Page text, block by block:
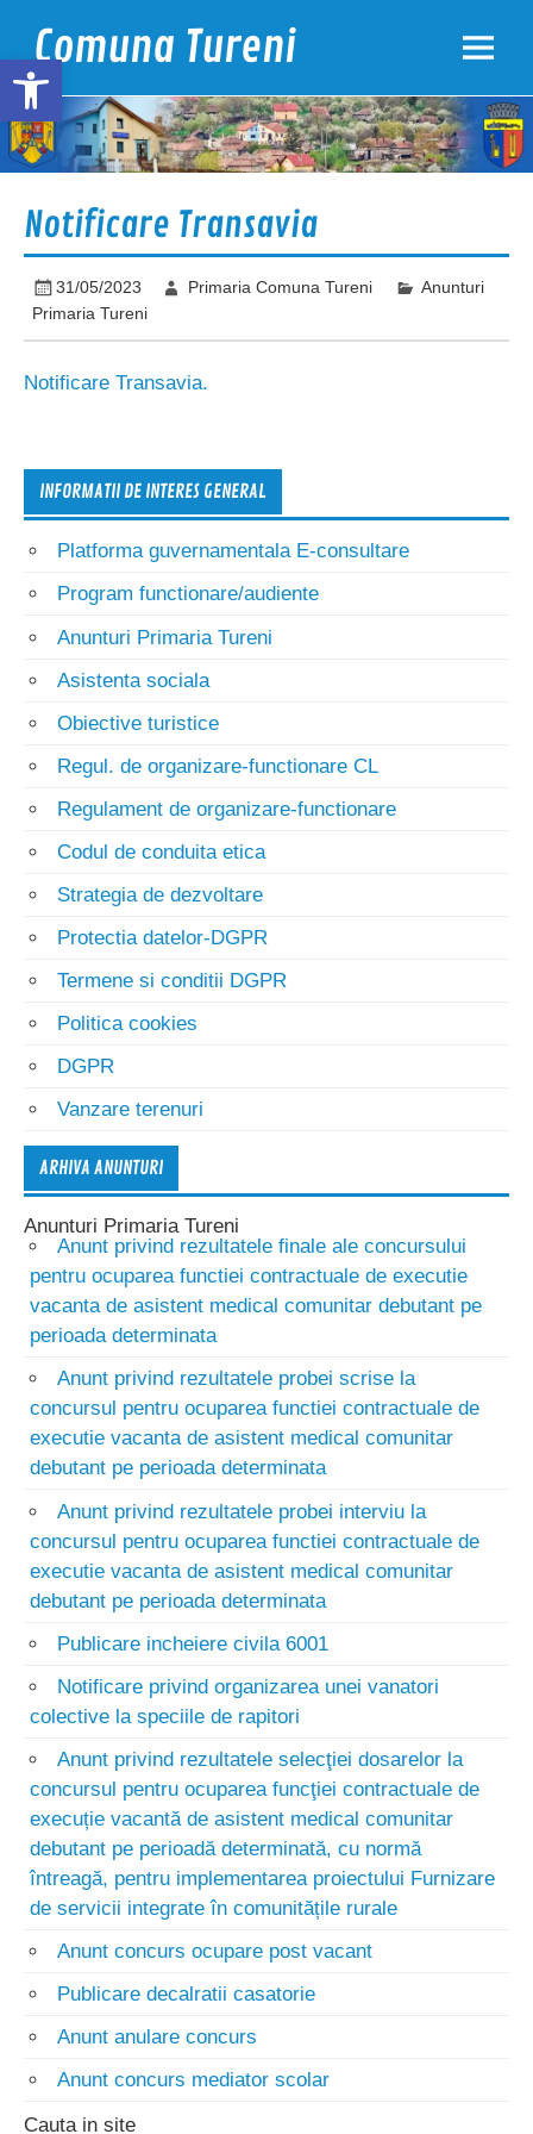
Open toolbar
contentComuna Tureni
Notificare Transavia
31/05/2023 Primaria Comuna Tureni
Anunturi
Primaria Tureni
Notificare Transavia.
INFORMATII DE INTERES GENERAL
Platforma guvernamentala E-consultare
Program functionare/audiente
Anunturi Primaria Tureni
Asistenta sociala
Obiective turistice
Regul. de organizare-functionare CL
Regulament de organizare-functionare
Codul de conduita etica
Strategia de dezvoltare
Protectia datelor-DGPR
Termene si conditii DGPR
Politica cookies
DGPR
Vanzare terenuri
ARHIVA ANUNTURI
Anunturi Primaria Tureni
Anunt privind rezultatele finale ale concursului
pentru ocuparea functiei contractuale de executie
vacanta de asistent medical comunitar debutant pe
perioada determinata
Anunt privind rezultatele probei scrise la
concursul pentru ocuparea functiei contractuale de
executie vacanta de asistent medical comunitar
debutant pe perioada determinata
Anunt privind rezultatele probei interviu la
concursul pentru ocuparea functiei contractuale de
executie vacanta de asistent medical comunitar
debutant pe perioada determinata
Publicare incheiere civila 6001
Notificare privind organizarea unei vanatori
colective la speciile de rapitori
Anunt privind rezultatele selecţiei dosarelor la
concursul pentru ocuparea funcţiei contractuale de
execuție vacantă de asistent medical comunitar
debutant pe perioadă determinată, cu normă
întreagă, pentru implementarea proiectului Furnizare
de servicii integrate în comunitățile rurale
Anunt concurs ocupare post vacant
Publicare decalratii casatorie
Anunt anulare concurs
Anunt concurs mediator scolar
Cauta in site